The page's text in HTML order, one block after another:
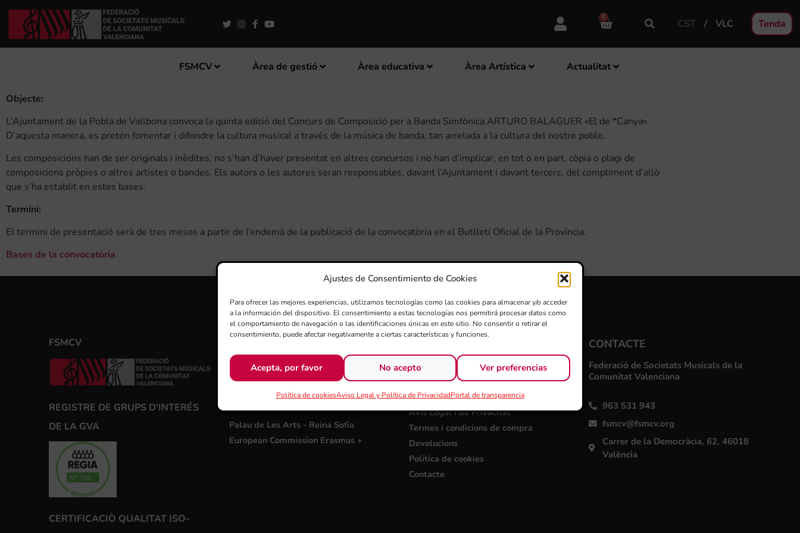
Ajustes de Consentimiento de Cookies
Para ofrecer las mejores experiencias, utilizamos tecnologías como las cookies para almacenar y/o acceder
a la información del dispositivo. El consentimiento a estas tecnologías nos permitirá procesar datos como
el comportamiento de navegación o las identificaciones únicas en este sitio. No consentir o retirar el
consentimiento, puede afectar negativamente a ciertas características y funciones.
Acepta, por favor No acepto Ver preferencias
Política de cookiesAviso Legal y Política de PrivacidadPortal de transparencia
0
CST VLC Tenda
FSMCV Àrea de gestió Àrea educativa Àrea Artística Actualitat
Objecte:
L’Ajuntament de la Pobla de Vallbona convoca la quinta edició del Concurs de Composició per a Banda Simfònica ARTURO BALAGUER «El de *Canya».
D’aquesta manera, es pretén fomentar i difondre la cultura musical a través de la música de banda, tan arrelada a la cultura del nostre poble.
Les composicions han de ser originals i inèdites, no s’han d’haver presentat en altres concursos i no han d’implicar, en tot o en part, còpia o plagi de
composicions pròpies o altres artistes o bandes. Els autors o les autores seran responsables, davant l’Ajuntament i davant tercers, del compliment d’allò
que s’ha establit en estes bases.
Termini:
El termini de presentació serà de tres mesos a partir de l’endemà de la publicació de la convocatòria en el Butlletí Oficial de la Província.
Bases de la convocatòria
FSMCV
REGISTRE DE GRUPS D'INTERÉS
DE LA GVA
CERTIFICACIÒ QUALITAT ISO-
Adda Alicante
Auditori i Palau de Congressos de
Palau de la Música València
Palau de Les Arts - Reina Sofía
European Commission Erasmus +
Covid 19
Ajuda DANA-24
Portal de Transparència
Avís Legal i de Privacitat
Termes i condicions de compra
Devolucions
Política de cookies
Contacte
CONTACTE
Federació de Societats Musicals de la
Comunitat Valenciana
963 531 943
fsmcv@fsmcv.org
Carrer de la Democràcia, 62, 46018
València